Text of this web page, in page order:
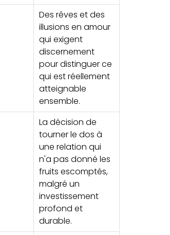
Des rêves et des
illusions en amour
qui exigent
discernement
pour distinguer ce
qui est réellement
atteignable
ensemble.
La décision de
tourner le dos à
une relation qui
n'a pas donné les
fruits escomptés,
malgré un
investissement
profond et
durable.